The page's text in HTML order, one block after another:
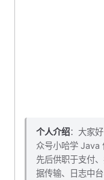
个人介绍：大家
众号小哈学 Java
先后供职于支付
据传输、日志中